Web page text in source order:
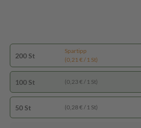
200 St
Spartipp
(0,21 € / 1 St)
100 St (0,23 € / 1 St)
50 St (0,28 € / 1 St)